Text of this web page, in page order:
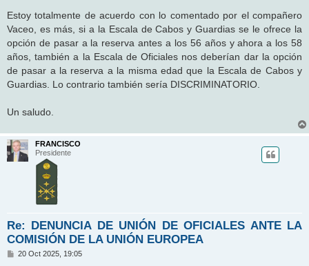
j
e
Estoy totalmente de acuerdo con lo comentado por el compañero
Vaceo, es más, si a la Escala de Cabos y Guardias se le ofrece la
opción de pasar a la reserva antes a los 56 años y ahora a los 58
años, también a la Escala de Oficiales nos deberían dar la opción
de pasar a la reserva a la misma edad que la Escala de Cabos y
Guardias. Lo contrario también sería DISCRIMINATORIO.
Un saludo.
FRANCISCO
Presidente
Re: DENUNCIA DE UNIÓN DE OFICIALES ANTE LA
COMISIÓN DE LA UNIÓN EUROPEA
M
20 Oct 2025, 19:05